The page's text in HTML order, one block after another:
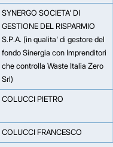
SYNERGO SOCIETA' DI
GESTIONE DEL RISPARMIO
S.P.A. (in qualita' di gestore del
fondo Sinergia con Imprenditori
che controlla Waste Italia Zero
Srl)
COLUCCI PIETRO
COLUCCI FRANCESCO